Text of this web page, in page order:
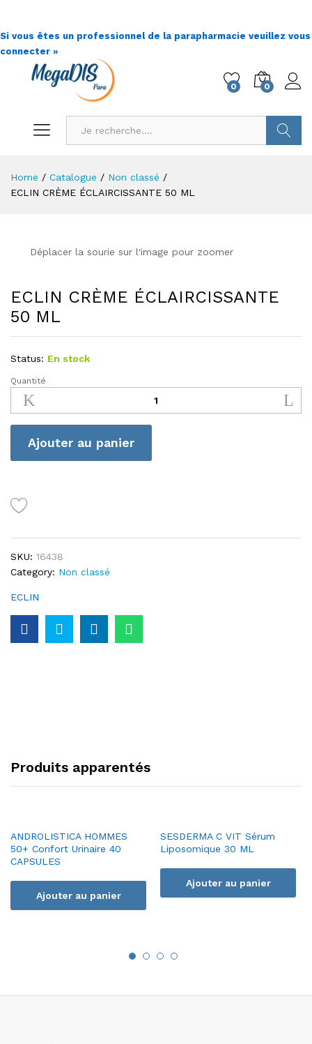
Si vous êtes un professionnel de la parapharmacie veuillez vous
connecter »
0 0
Home / Catalogue / Non classé /
ECLIN CRÈME ÉCLAIRCISSANTE 50 ML
Déplacer la sourie sur l'image pour zoomer
ECLIN CRÈME ÉCLAIRCISSANTE
50 ML
Status: En stock
ECLIN
CRÈME
ÉCLAIRCISSANTE
50
quantité
Quantité
Ajouter au panier
SKU: 16438
Category: Non classé
ECLIN
Produits apparentés
ANDROLISTICA HOMMES
50+ Confort Urinaire 40
CAPSULES
Ajouter au panier
SESDERMA C VIT Sérum
Liposomique 30 ML
Ajouter au panier